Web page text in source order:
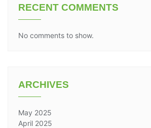
RECENT COMMENTS
No comments to show.
ARCHIVES
May 2025
April 2025